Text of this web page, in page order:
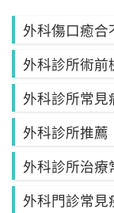
外科傷口癒合
外科診所術前
外科診所常見
外科診所推薦
外科診所治療
外科門診常見